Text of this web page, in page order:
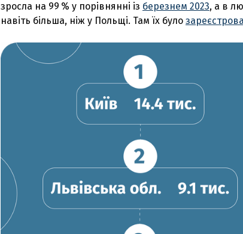
зросла на 99 % у порівнянні із березнем 2023, а в
навіть більша, ніж у Польщі. Там їх було